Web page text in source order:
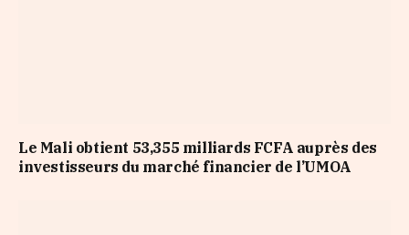
Le Mali obtient 53,355 milliards FCFA auprès des
investisseurs du marché financier de l’UMOA